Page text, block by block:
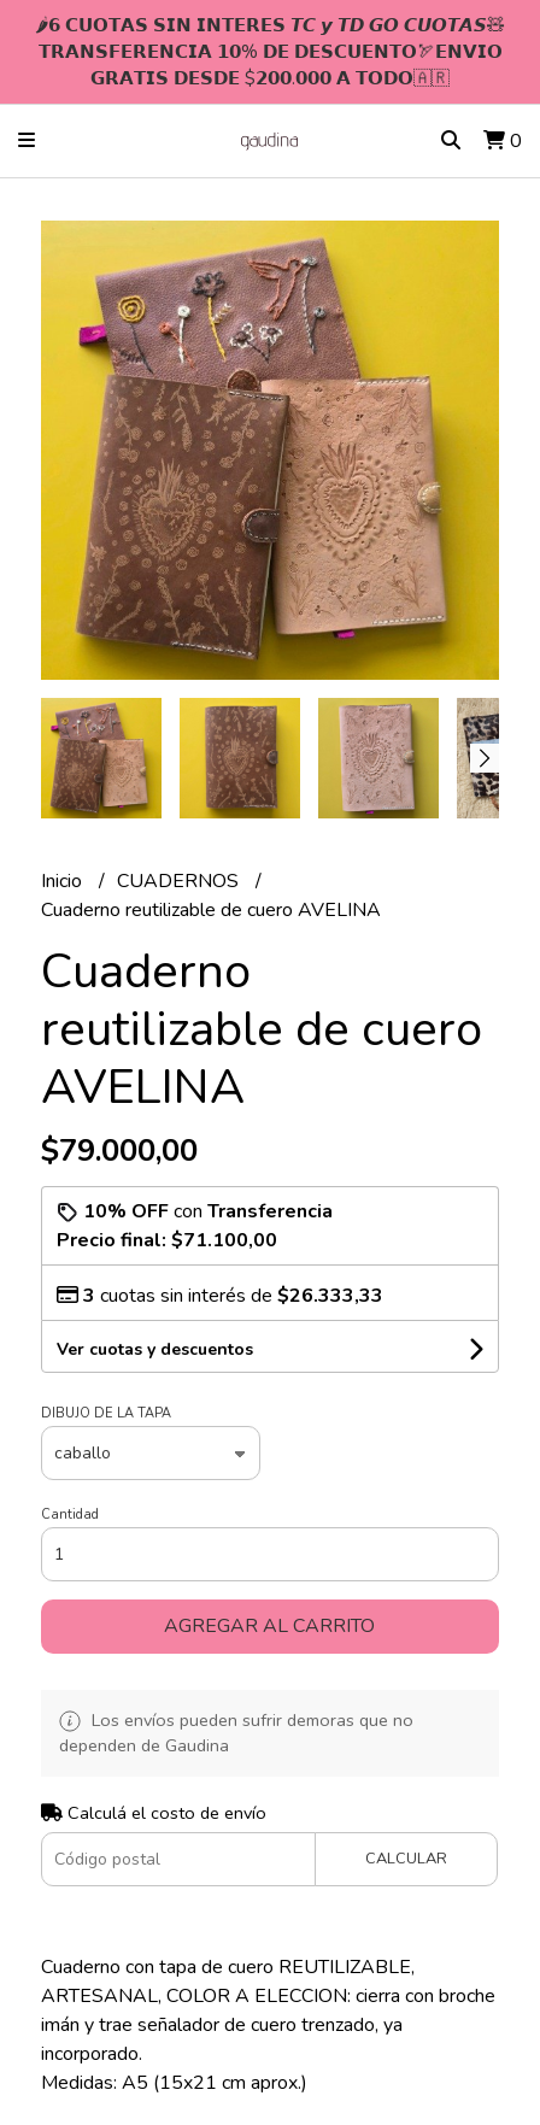
🌶𝟲 𝗖𝗨𝗢𝗧𝗔𝗦 𝗦𝗜𝗡 𝗜𝗡𝗧𝗘𝗥𝗘𝗦 𝙏𝘾 𝙮 𝙏𝘿 𝙂𝙊 𝘾𝙐𝙊𝙏𝘼𝙎🧸
𝗧𝗥𝗔𝗡𝗦𝗙𝗘𝗥𝗘𝗡𝗖𝗜𝗔 𝟭𝟬% 𝗗𝗘 𝗗𝗘𝗦𝗖𝗨𝗘𝗡𝗧𝗢🏹𝗘𝗡𝗩𝗜𝗢
𝗚𝗥𝗔𝗧𝗜𝗦 𝗗𝗘𝗦𝗗𝗘 $𝟮𝟬𝟬.𝟬𝟬𝟬 𝗔 𝗧𝗢𝗗𝗢🇦🇷
0
Inicio
CUADERNOS
Cuaderno reutilizable de cuero AVELINA
Cuaderno
reutilizable de cuero
AVELINA
$79.000,00
10% OFFcon Transferencia
Precio final: $71.100,00
3 cuotas sin interés de $26.333,33
Ver cuotas y descuentos
DIBUJO DE LA TAPA
Cantidad
AGREGAR AL CARRITO
Los envíos pueden sufrir demoras que no
dependen de Gaudina
Calculá el costo de envío
CALCULAR
Cuaderno con tapa de cuero REUTILIZABLE,
ARTESANAL, COLOR A ELECCION: cierra con broche
imán y trae señalador de cuero trenzado, ya
incorporado.
Medidas: A5 (15x21 cm aprox.)